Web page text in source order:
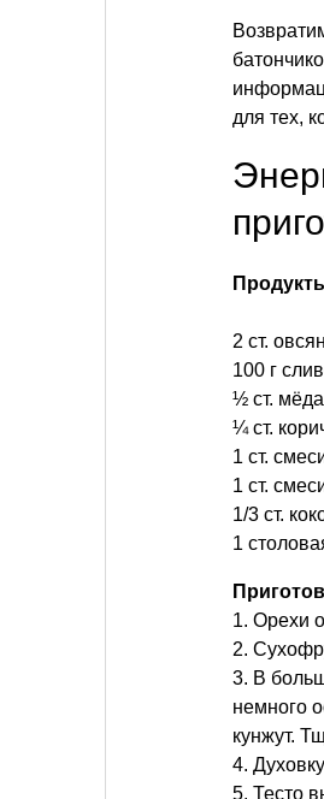
для тех,
2 ст.
100 г
½ ст. мёда
¼ ст.
1 ст.
1 ст.
1/3 ст.
1
1. Орехи
2.
3. В
немного
кунжут.
4.
5. Тесто